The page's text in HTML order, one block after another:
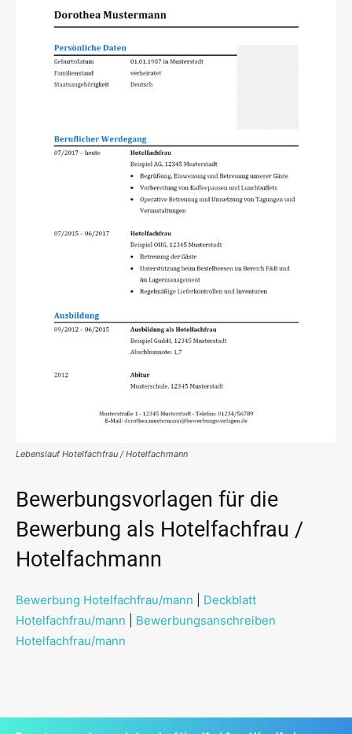
Lebenslauf Hotelfachfrau / Hotelfachmann
Bewerbungsvorlagen für die
Bewerbung als Hotelfachfrau /
Hotelfachmann
Bewerbung Hotelfachfrau/mann
Deckblatt
Hotelfachfrau/mann
Bewerbungsanschreiben
Hotelfachfrau/mann